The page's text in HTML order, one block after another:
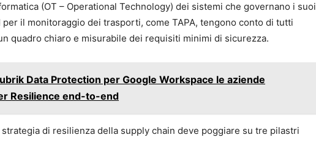
(OT – Operational Technology) dei sistemi che governano i suoi
il monitoraggio dei trasporti, come TAPA, tengono conto di tutti
quadro chiaro e misurabile dei requisiti minimi di sicurezza.
Data Protection per Google Workspace le aziende
Resilience end-to-end
di resilienza della supply chain deve poggiare su tre pilastri